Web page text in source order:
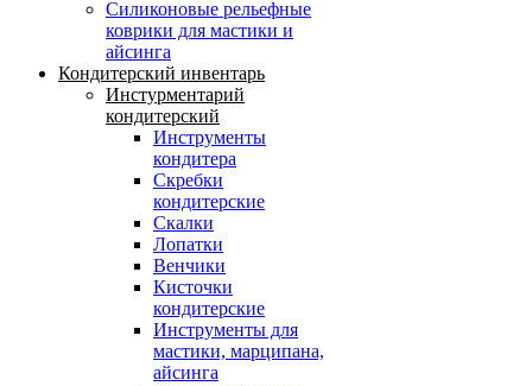
Силиконовые рельефные
коврики для мастики и
айсинга
Кондитерский инвентарь
Инстурментарий
кондитерский
Инструменты
кондитера
Скребки
кондитерские
Скалки
Лопатки
Венчики
Кисточки
кондитерские
Инструменты для
мастики, марципана,
айсинга